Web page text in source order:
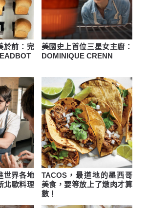
於前：完
美國史上首位三星女主廚：
DOMINIQUE CRENN
世界各地
北歐料理
TACOS，最道地的墨西哥
美食，要等放上了燉肉才算
數！